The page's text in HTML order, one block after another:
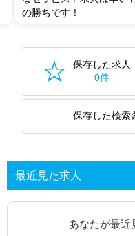
の勝ちです！
保存した求人
0件
保存した検索
最近見た求人
あなたが最近